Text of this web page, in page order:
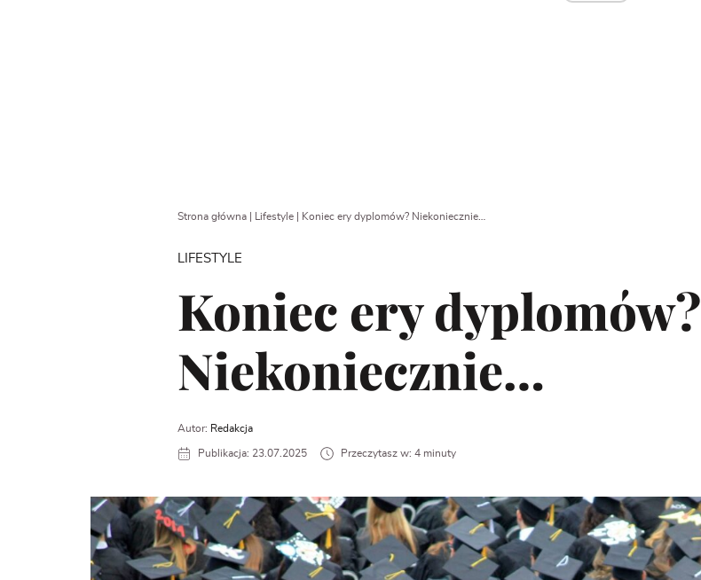
Strona główna| Lifestyle| Koniec ery dyplomów? Niekoniecznie…
LIFESTYLE
Koniec ery dyplomów?
Niekoniecznie…
Autor: Redakcja
Publikacja: 23.07.2025 Przeczytasz w: 4 minuty